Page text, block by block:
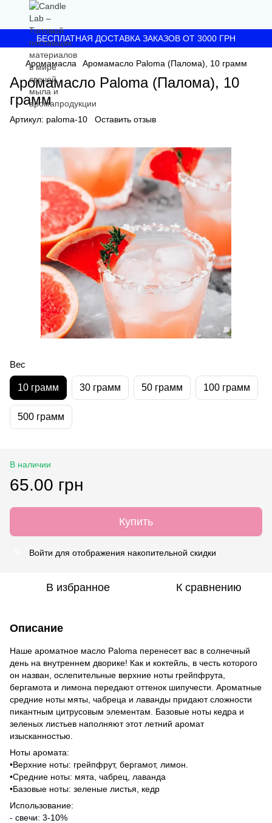
БЕСПЛАТНАЯ ДОСТАВКА ЗАКАЗОВ ОТ 3000 ГРН
Аромамасла Аромамасло Paloma (Палома), 10 грамм
Аромамасло Paloma (Палома), 10
грамм
Артикул: paloma-10 Оставить отзыв
Вес
10 грамм 30 грамм 50 грамм 100 грамм
500 грамм
В наличии
65.00 грн
Купить
Войти для отображения накопительной скидки
В избранное К сравнению
Описание
Наше ароматное масло Paloma перенесет вас в солнечный
день на внутреннем дворике! Как и коктейль, в честь которого
он назван, ослепительные верхние ноты грейпфрута,
бергамота и лимона передают оттенок шипучести. Ароматные
средние ноты мяты, чабреца и лаванды придают сложности
пикантным цитрусовым элементам. Базовые ноты кедра и
зеленых листьев наполняют этот летний аромат
изысканностью.
Ноты аромата:
•Верхние ноты: грейпфрут, бергамот, лимон.
•Средние ноты: мята, чабрец, лаванда
•Базовые ноты: зеленые листья, кедр
Использование:
- свечи: 3-10%